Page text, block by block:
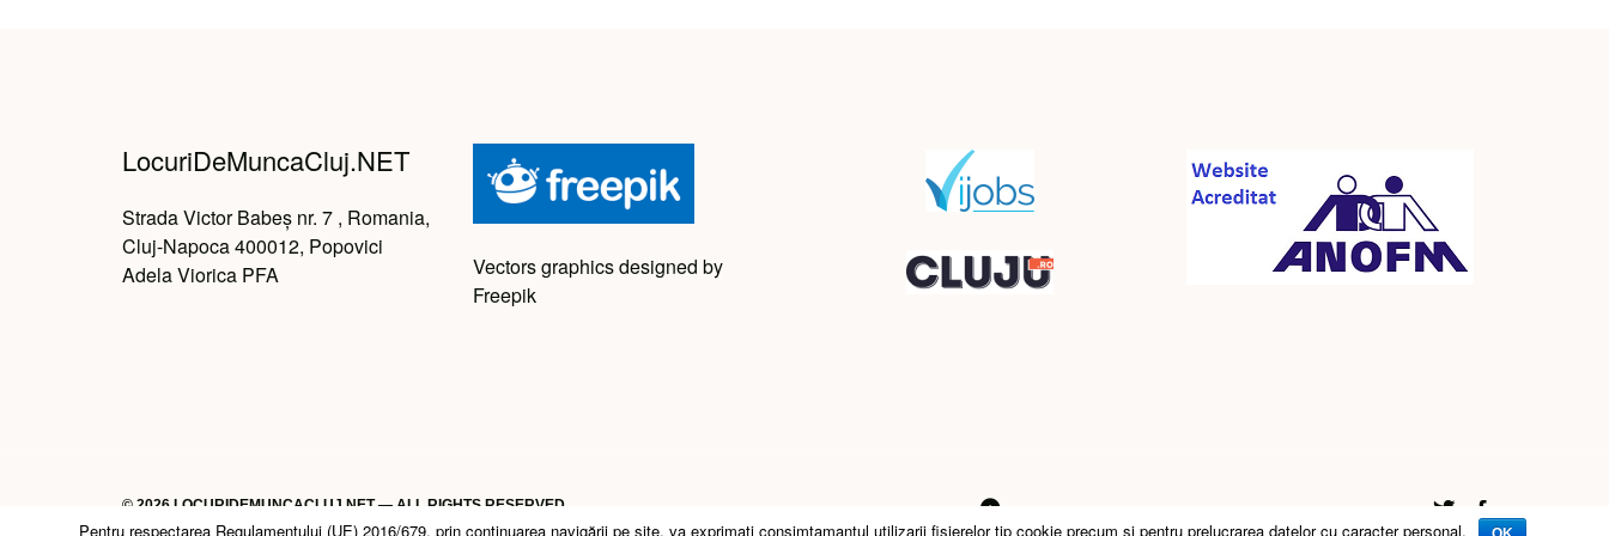
LocuriDeMuncaCluj.NET
Strada Victor Babeș nr. 7 , Romania,
Cluj-Napoca 400012, Popovici
Adela Viorica PFA
Vectors graphics designed by
Freepik
© 2026 LOCURIDEMUNCACLUJ.NET — ALL RIGHTS RESERVED
Pentru respectarea Regulamentului (UE) 2016/679, prin continuarea navigării pe site, va exprimati consimtamantul utilizarii fişierelor tip cookie precum si pentru prelucrarea datelor cu caracter personal.